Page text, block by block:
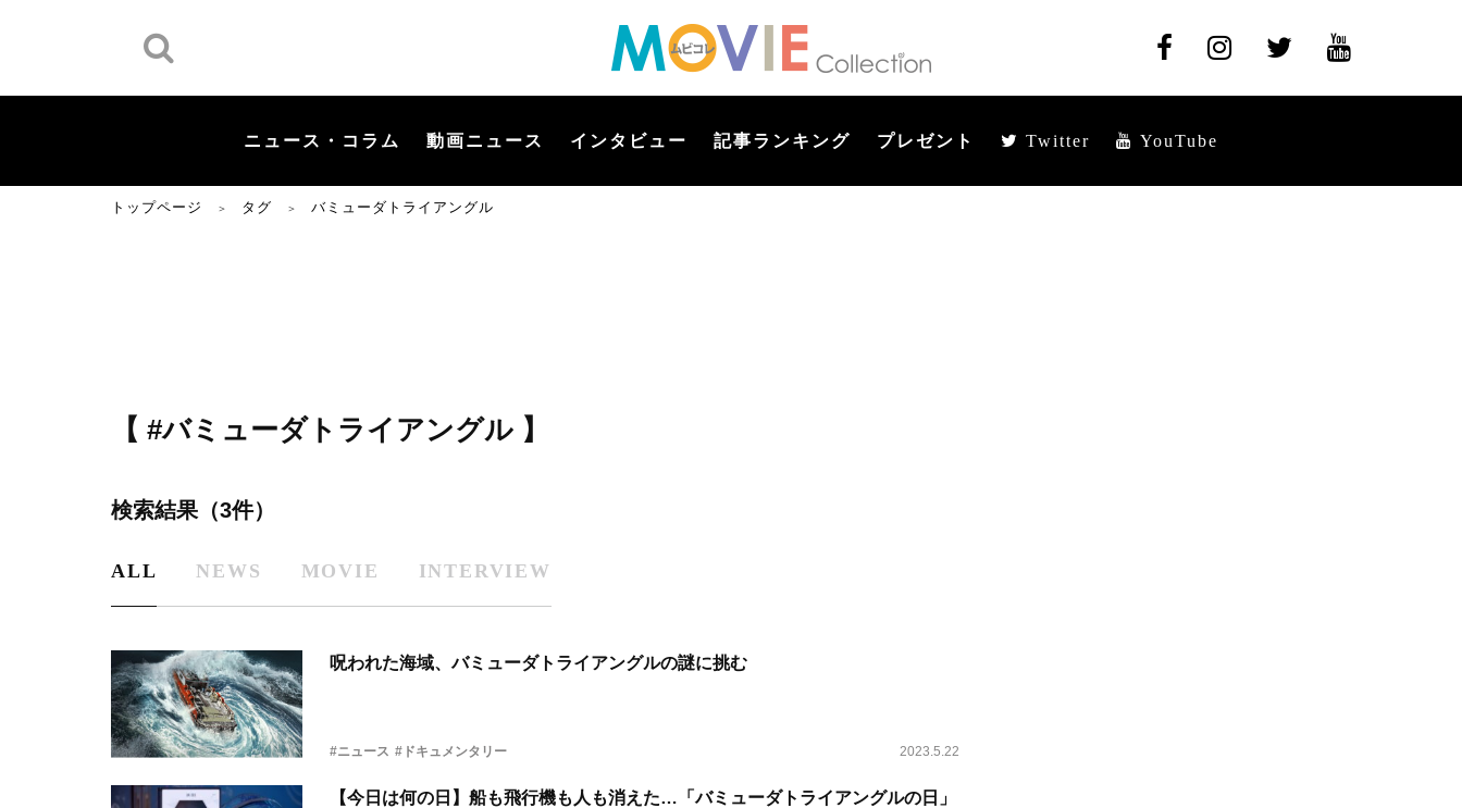
ニュース・コラム 動画ニュース インタビュー 記事ランキング プレゼント Twitter YouTube
トップページ ＞ タグ ＞ バミューダトライアングル
【 #バミューダトライアングル 】
検索結果（3件）
ALL NEWS MOVIE INTERVIEW
呪われた海域、バミューダトライアングルの謎に挑む
#ニュース #ドキュメンタリー 2023.5.22
【今日は何の日】船も飛行機も人も消えた…「バミューダトライアングルの日」